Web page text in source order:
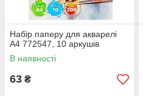
Набір паперу для акварелі
А4 772547, 10 аркушів
В наявності
63 ₴